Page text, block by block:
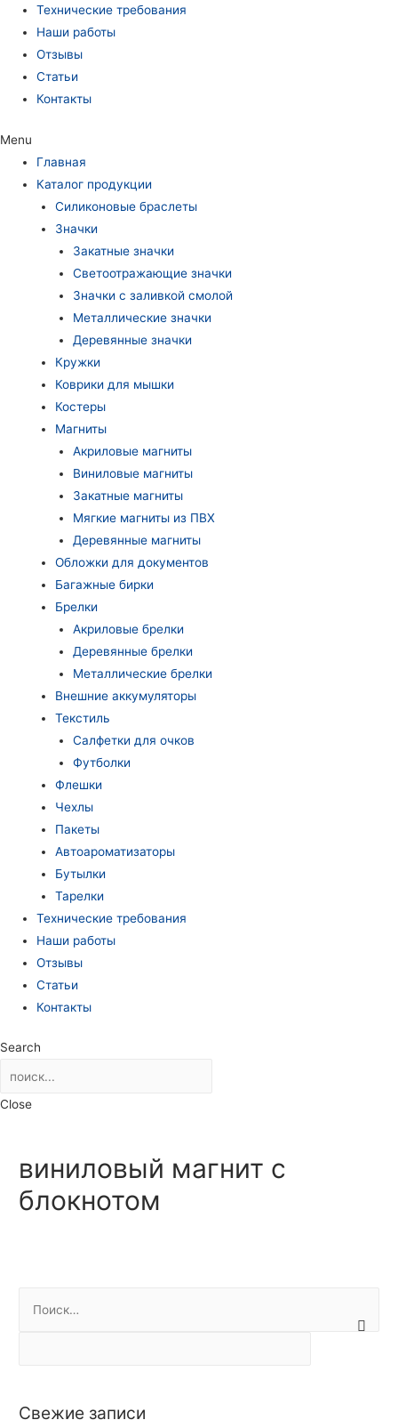
Технические требования
Наши работы
Отзывы
Статьи
Контакты
Menu
Главная
Каталог продукции
Силиконовые браслеты
Значки
Закатные значки
Светоотражающие значки
Значки с заливкой смолой
Металлические значки
Деревянные значки
Кружки
Коврики для мышки
Костеры
Магниты
Акриловые магниты
Виниловые магниты
Закатные магниты
Мягкие магниты из ПВХ
Деревянные магниты
Обложки для документов
Багажные бирки
Брелки
Акриловые брелки
Деревянные брелки
Металлические брелки
Внешние аккумуляторы
Текстиль
Салфетки для очков
Футболки
Флешки
Чехлы
Пакеты
Автоароматизаторы
Бутылки
Тарелки
Технические требования
Наши работы
Отзывы
Статьи
Контакты
Search
Close
виниловый магнит с
блокнотом
Свежие записи